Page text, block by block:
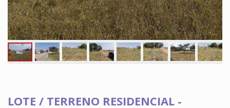
LOTE / TERRENO RESIDENCIAL -